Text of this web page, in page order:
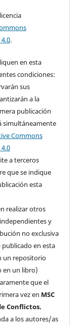
.
en esta
condiciones:
sus
a la
publicación
simultáneamente
Commons
a terceros
que se indique
esta
realizar otros
y
no exclusiva
en esta
un repositorio
en un libro)
que el
vez en MSC
Conflictos.
a los autores/as